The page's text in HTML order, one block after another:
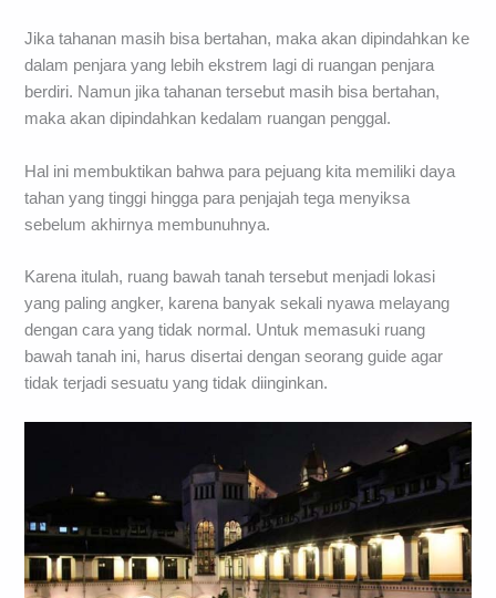
Jika tahanan masih bisa bertahan, maka akan dipindahkan ke
dalam penjara yang lebih ekstrem lagi di ruangan penjara
berdiri. Namun jika tahanan tersebut masih bisa bertahan,
maka akan dipindahkan kedalam ruangan penggal.
Hal ini membuktikan bahwa para pejuang kita memiliki daya
tahan yang tinggi hingga para penjajah tega menyiksa
sebelum akhirnya membunuhnya.
Karena itulah, ruang bawah tanah tersebut menjadi lokasi
yang paling angker, karena banyak sekali nyawa melayang
dengan cara yang tidak normal. Untuk memasuki ruang
bawah tanah ini, harus disertai dengan seorang guide agar
tidak terjadi sesuatu yang tidak diinginkan.